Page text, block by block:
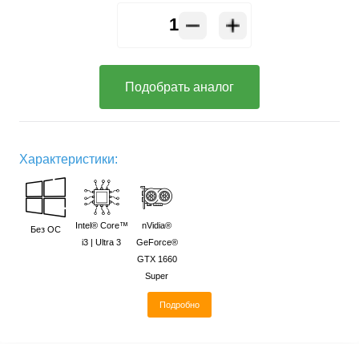
Подобрать аналог
Характеристики:
Без ОС
Intel® Core™
i3 | Ultra 3
nVidia®
GeForce®
GTX 1660
Super
Подробно